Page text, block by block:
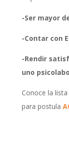
-Ser mayor
-Contar con
-Rendir
uno
Conoce la
para postula